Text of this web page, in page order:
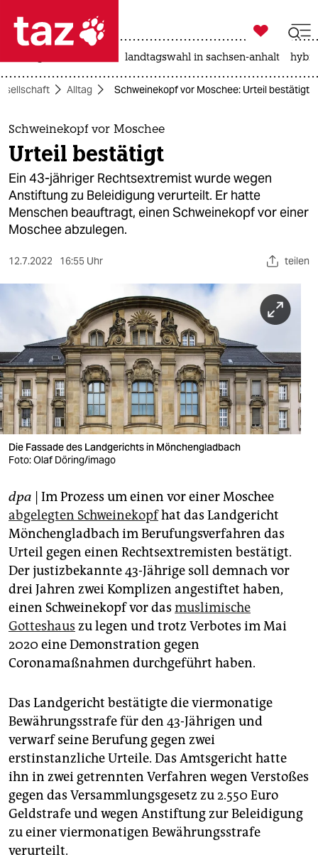
 taz zahl ich
taz zahl ich
themen
politik
öko
gesellschaft
kultur
sport
nord
wahrheit
verlag
verlag
shop
fragen & hilfe
unterstützen
abo
genossenschaft
epaper login

taz zahl ich
landtagswahl in sachsen-anhalt
Alltag Schweinekopf vor Moschee: Urteil bestätigt
Schweinekopf vor Moschee
Urteil bestätigt
Ein 43-jähriger Rechtsextremist wurde wegen
Anstiftung zu Beleidigung verurteilt. Er hatte
Menschen beauftragt, einen Schweinekopf vor einer
Moschee abzulegen.
12.7.2022 16:55 Uhr teilen
Die Fassade des Landgerichts in Mönchengladbach
Foto: Olaf Döring/imago
dpa | Im Prozess um einen vor einer Moschee
abgelegten Schweinekopfhat das Landgericht
Mönchengladbach im Berufungsverfahren das
Urteil gegen einen Rechtsextremisten bestätigt.
Der justizbekannte 43-Jährige soll demnach vor
drei Jahren zwei Komplizen angestiftet haben,
einen Schweinekopf vor das muslimische
Gotteshaus zu legen und trotz Verbotes im Mai
2020 eine Demonstration gegen
Coronamaßnahmen durchgeführt haben.
Das Landgericht bestätigte die viermonatige
Bewährungsstrafe für den 43-Jährigen und
verwarf seine Berufung gegen zwei
erstinstanzliche Urteile. Das Amtsgericht hatte
ihn in zwei getrennten Verfahren wegen Verstoßes
gegen das Versammlungsgesetz zu 2.550 Euro
Geldstrafe und wegen Anstiftung zur Beleidigung
zu einer viermonatigen Bewährungsstrafe
verurteilt.